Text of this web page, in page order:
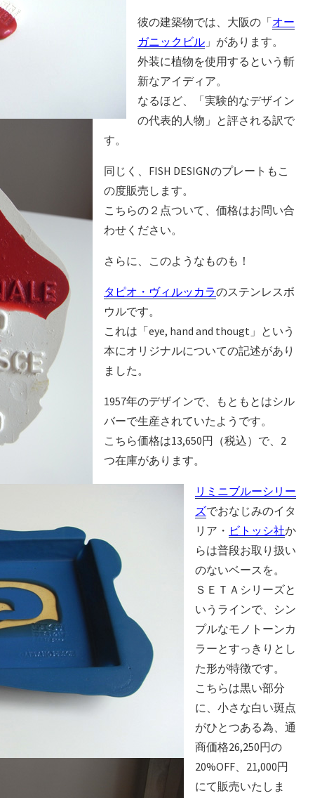
彼の建築物では、大阪の「オー
ガニックビル 」があります。
外装に植物を使用するという斬
新なアイディア。
なるほど、「実験的なデザイン
の代表的人物」と評される訳で
す。
同じく、FISH DESIGNのプレートもこ
の度販売します。
こちらの２点ついて、価格はお問い合
わせください。
さらに、このようなものも！
タピオ・ヴィルッカラのステンレスボ
ウルです。
これは「eye, hand and thougt」という
本にオリジナルについての記述があり
ました。
1957年のデザインで、もともとはシル
バーで生産されていたようです。
こちら価格は13,650円（税込）で、2
つ在庫があります。
リミニブルーシリー
ズでおなじみのイタ
リア・ ビトッシ社か
らは普段お取り扱い
のないベースを。
ＳＥＴＡシリーズと
いうラインで、シン
プルなモノトーンカ
ラーとすっきりとし
た形が特徴です。
こちらは黒い部分
に、小さな白い斑点
がひとつある為、通
商価格26,250円の
20%OFF、21,000円
にて販売いたしま